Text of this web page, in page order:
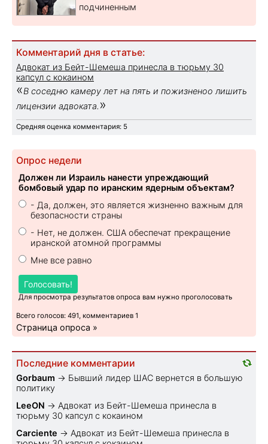
подчиненным
Комментарий дня в статье:
Адвокат из Бейт-Шемеша принесла в тюрьму 30
капсул с кокаином
«В соседню камеру лет на пять и пожизненоо лишить
лицензии адвоката. »
Средняя оценка комментария: 5
Опрос недели
Должен ли Израиль нанести упреждающий
бомбовый удар по иранским ядерным объектам?
- Да, должен, это является жизненно важным для
безопасности страны
- Нет, не должен. США обеспечат прекращение
иранской атомной программы
Мне все равно
Голосовать!
Для просмотра результатов опроса вам нужно проголосовать
Всего голосов: 491, комментариев 1
Страница опроса »
Последние комментарии
Gorbaum → Бывший лидер ШАС вернется в большую
политику
LeeON → Адвокат из Бейт-Шемеша принесла в
тюрьму 30 капсул с кокаином
Carciente → Адвокат из Бейт-Шемеша принесла в